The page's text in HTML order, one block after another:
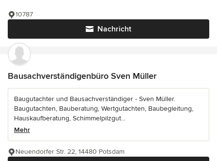
Nachricht
10787
Bausachverständigenbüro Sven Müller
Baugutachter und Bausachverständiger - Sven Müller.
Baugutachten, Bauberatung, Wertgutachten, Baubegleitung,
Hauskaufberatung, Schimmelpilzgut...
Mehr
Neuendorfer Str. 22, 14480 Potsdam